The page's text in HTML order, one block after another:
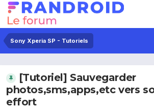
Sony Xperia SP - Tutoriels
[Tutoriel] Sauvegarder
photos,sms,apps,etc vers
effort